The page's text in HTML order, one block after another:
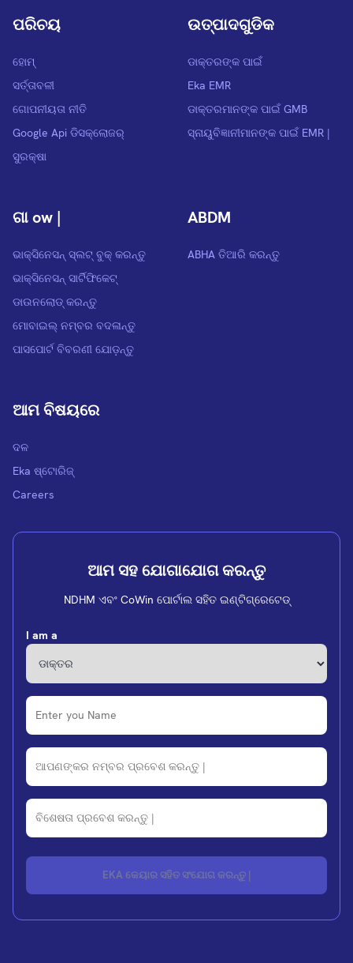
ପରିଚୟ
ହୋମ୍
ସର୍ତ୍ତାବଳୀ
ଗୋପନୀୟତା ନୀତି
Google Api ଡିସକ୍ଲୋଜର୍
ସୁରକ୍ଷା
ଉତ୍ପାଦଗୁଡିକ
ଡାକ୍ତରଙ୍କ ପାଇଁ
Eka EMR
ଡାକ୍ତରମାନଙ୍କ ପାଇଁ GMB
ସ୍ନାୟୁବିଜ୍ଞାନୀମାନଙ୍କ ପାଇଁ EMR |
ଗା ow |
ଭାକ୍ସିନେସନ୍ ସ୍ଲଟ୍ ବୁକ୍ କରନ୍ତୁ
ଭାକ୍ସିନେସନ୍ ସାର୍ଟିଫିକେଟ୍
ଡାଉନଲୋଡ୍ କରନ୍ତୁ
ମୋବାଇଲ୍ ନମ୍ବର ବଦଳାନ୍ତୁ
ପାସପୋର୍ଟ ବିବରଣୀ ଯୋଡ଼ନ୍ତୁ
ABDM
ABHA ତିଆରି କରନ୍ତୁ
ଆମ ବିଷୟରେ
ଦଳ
Eka ଷ୍ଟୋରିଜ୍
Careers
ଆମ ସହ ଯୋଗାଯୋଗ କରନ୍ତୁ
NDHM ଏବଂ CoWin ପୋର୍ଟାଲ ସହିତ ଇଣ୍ଟିଗ୍ରେଟେଡ୍‍
I am a
EKA କେୟାର ସହିତ ସଂଯୋଗ କରନ୍ତୁ |